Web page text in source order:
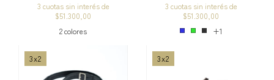
3 cuotas sin interés de
$51.300,00
2 colores
3 cuotas sin interés de
$51.300,00
+1
3x2 3x2